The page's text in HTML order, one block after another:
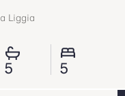
Liggia
5 5